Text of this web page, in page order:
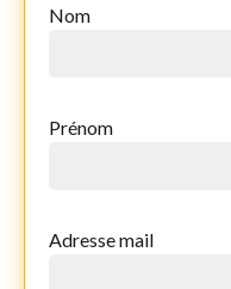
Nom
Prénom
Adresse mail